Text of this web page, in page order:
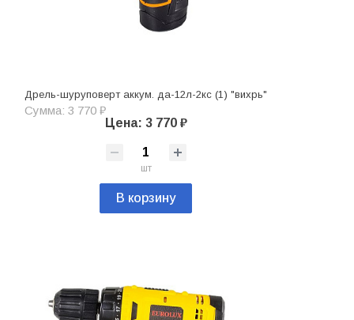
Дрель-шуруповерт аккум. да-12л-2кc (1) "вихрь"
Сумма: 3 770 ₽
Цена: 3 770 ₽
шт
В корзину